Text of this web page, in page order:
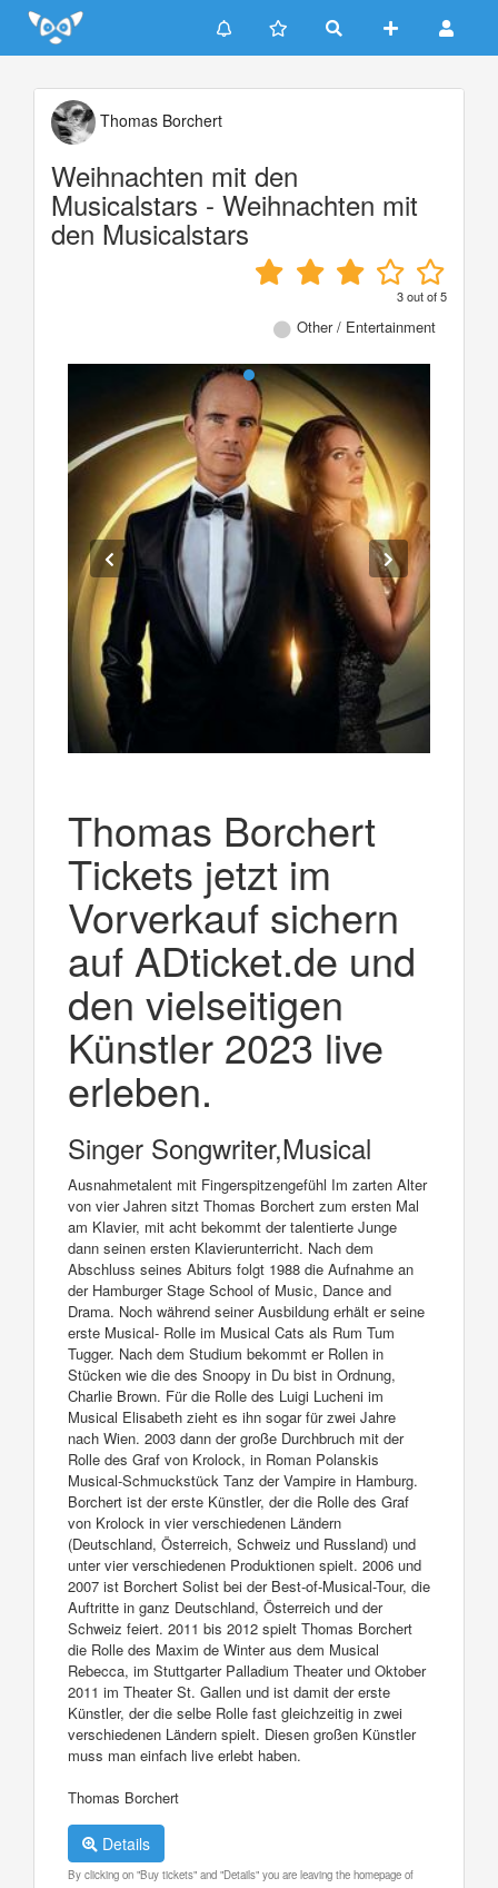
Update cookies preferences
Thomas Borchert
Weihnachten mit den
Musicalstars - Weihnachten mit
den Musicalstars
3out of5
Other / Entertainment
Thomas Borchert
Tickets jetzt im
Vorverkauf sichern
auf ADticket.de und
den vielseitigen
Künstler 2023 live
erleben.
Singer Songwriter,Musical
Ausnahmetalent mit Fingerspitzengefühl Im zarten Alter
von vier Jahren sitzt Thomas Borchert zum ersten Mal
am Klavier, mit acht bekommt der talentierte Junge
dann seinen ersten Klavierunterricht. Nach dem
Abschluss seines Abiturs folgt 1988 die Aufnahme an
der Hamburger Stage School of Music, Dance and
Drama. Noch während seiner Ausbildung erhält er seine
erste Musical- Rolle im Musical Cats als Rum Tum
Tugger. Nach dem Studium bekommt er Rollen in
Stücken wie die des Snoopy in Du bist in Ordnung,
Charlie Brown. Für die Rolle des Luigi Lucheni im
Musical Elisabeth zieht es ihn sogar für zwei Jahre
nach Wien. 2003 dann der große Durchbruch mit der
Rolle des Graf von Krolock, in Roman Polanskis
Musical-Schmuckstück Tanz der Vampire in Hamburg.
Borchert ist der erste Künstler, der die Rolle des Graf
von Krolock in vier verschiedenen Ländern
(Deutschland, Österreich, Schweiz und Russland) und
unter vier verschiedenen Produktionen spielt. 2006 und
2007 ist Borchert Solist bei der Best-of-Musical-Tour, die
Auftritte in ganz Deutschland, Österreich und der
Schweiz feiert. 2011 bis 2012 spielt Thomas Borchert
die Rolle des Maxim de Winter aus dem Musical
Rebecca, im Stuttgarter Palladium Theater und Oktober
2011 im Theater St. Gallen und ist damit der erste
Künstler, der die selbe Rolle fast gleichzeitig in zwei
verschiedenen Ländern spielt. Diesen großen Künstler
muss man einfach live erlebt haben.
Thomas Borchert
Details
By clicking on "Buy tickets" and "Details" you are leaving the homepage of